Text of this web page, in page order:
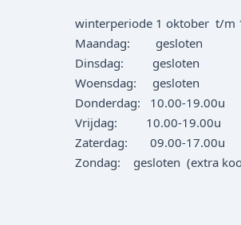
winterperiode 1 oktober t/m
Maandag: gesloten
Dinsdag: gesloten
Woensdag: gesloten
Donderdag: 10.00-19.00u
Vrijdag: 10.00-19.00u
Zaterdag: 09.00-17.00u
Zondag: gesloten (extra